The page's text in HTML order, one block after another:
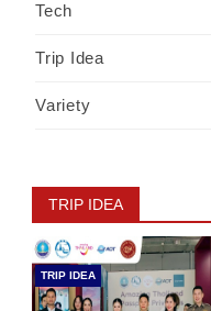
Tech
Trip Idea
Variety
TRIP IDEA
TRIP IDEA